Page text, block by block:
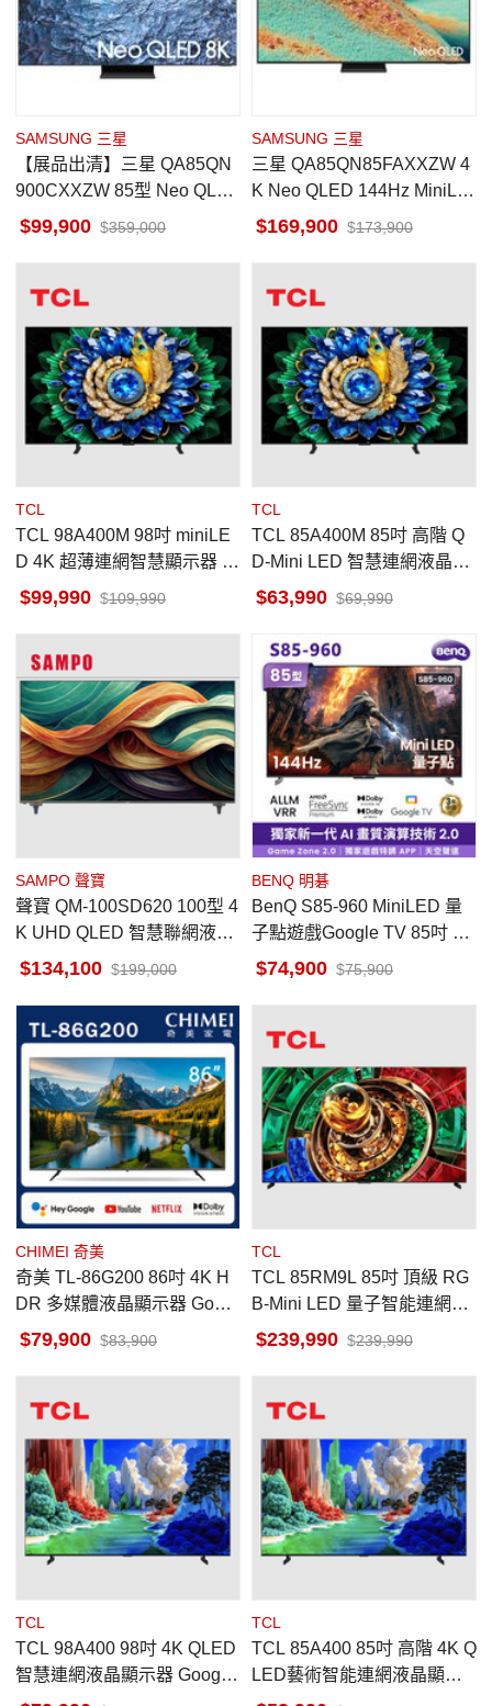
SAMSUNG 三星
【展品出清】三星 QA85QN
900CXXZW 85型 Neo QLE
D QN900 智慧顯示器
99,900 359,000
SAMSUNG 三星
三星 QA85QN85FAXXZW 4
K Neo QLED 144Hz MiniLE
D AI顯示器
169,900 173,900
TCL
TCL 98A400M 98吋 miniLE
D 4K 超薄連網智慧顯示器 G
oogle TV
99,990 109,990
TCL
TCL 85A400M 85吋 高階 Q
D-Mini LED 智慧連網液晶顯
示器 GoogleTV
63,990 69,990
SAMPO 聲寶
聲寶 QM-100SD620 100型 4
K UHD QLED 智慧聯網液晶
顯示器 無視訊盒
134,100 199,000
BENQ 明碁
BenQ S85-960 MiniLED 量
子點遊戲Google TV 85吋 天
空聲道 重低音音效
74,900 75,900
CHIMEI 奇美
奇美 TL-86G200 86吋 4K H
DR 多媒體液晶顯示器 Googl
e TV 貨到無安裝
79,900 83,900
TCL
TCL 85RM9L 85吋 頂級 RG
B-Mini LED 量子智能連網液
晶顯示器
239,990 239,990
TCL
TCL 98A400 98吋 4K QLED
智慧連網液晶顯示器 Google
TV
TCL
TCL 85A400 85吋 高階 4K Q
LED藝術智能連網液晶顯示
器 Google TV